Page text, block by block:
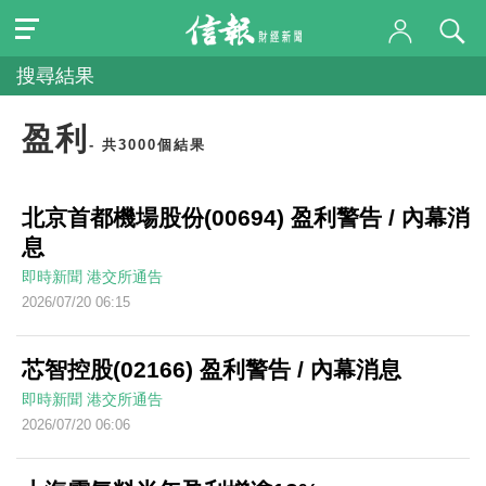
搜尋結果
盈利 - 共3000個結果
北京首都機場股份(00694) 盈利警告 / 內幕消
息
即時新聞 港交所通告
2026/07/20 06:15
芯智控股(02166) 盈利警告 / 內幕消息
即時新聞 港交所通告
2026/07/20 06:06